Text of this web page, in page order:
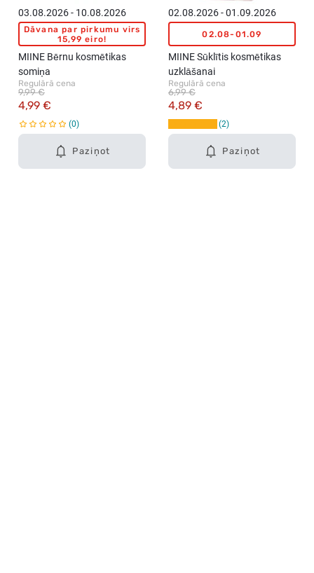
Paziņot
03.08.2026 - 10.08.2026
Dāvana par pirkumu virs
15,99 eiro!
MIINE Bērnu kosmētikas
somiņa
Regulārā cena
4,99 €
9,99 €
0
Paziņot
02.08.2026 - 01.09.2026
02.08-01.09
MIINE Sūklītis kosmētikas
uzklāšanai
Regulārā cena
4,89 €
6,99 €
2